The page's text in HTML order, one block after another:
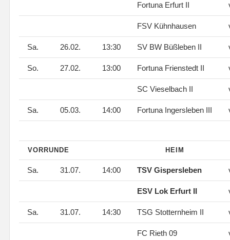
Fortuna Erfurt II
FSV Kühnhausen
Sa. 26.02. 13:30 SV BW Büßleben II
So. 27.02. 13:00 Fortuna Frienstedt II
SC Vieselbach II
Sa. 05.03. 14:00 Fortuna Ingersleben III
VORRUNDE HEIM
Sa. 31.07. 14:00 TSV Gispersleben
ESV Lok Erfurt II
Sa. 31.07. 14:30 TSG Stotternheim II
FC Rieth 09